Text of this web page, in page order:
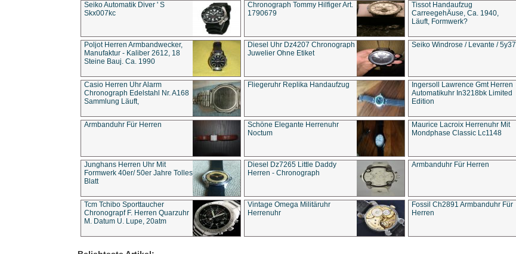
Seiko Automatik Diver ' S
Skx007kc
Chronograph Tommy Hilfiger Art.
1790679
Tissot Handaufzug
CarreegehÄuse, Ca. 1940,
Läuft, Formwerk?
Poljot Herren Armbandwecker,
Manufaktur - Kaliber 2612, 18
Steine Bauj. Ca. 1990
Diesel Uhr Dz4207 Chronograph
Juwelier Ohne Etiket
Seiko Windrose / Levante / 5y37
Casio Herren Uhr Alarm
Chronograph Edelstahl Nr. A168
Sammlung Läuft,
Fliegeruhr Replika Handaufzug
Ingersoll Lawrence Gmt Herren
Automatikuhr In3218bk Limited
Edition
Armbanduhr Für Herren
Schöne Elegante Herrenuhr
Noctum
Maurice Lacroix Herrenuhr Mit
Mondphase Classic Lc1148
Junghans Herren Uhr Mit
Formwerk 40er/ 50er Jahre Tolles
Blatt
Diesel Dz7265 Little Daddy
Herren - Chronograph
Armbanduhr Für Herren
Tcm Tchibo Sporttaucher
Chronograpf F. Herren Quarzuhr
M. Datum U. Lupe, 20atm
Vintage Omega Militäruhr
Herrenuhr
Fossil Ch2891 Armbanduhr Für
Herren